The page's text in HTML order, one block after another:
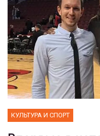
КУЛЬТУРА И СПОРТ